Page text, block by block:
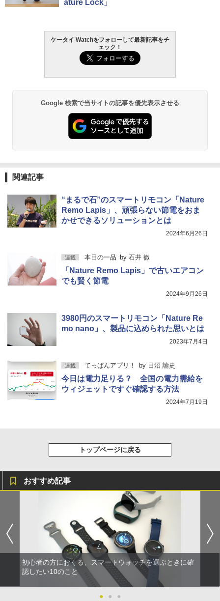
ature Lock」
ケータイ Watchをフォローして最新記事をチ
ェック！
Google 検索で当サイトの記事を優先表示させる
関連記事
“まるで石”のスマートリモコン「Nature
Remo Lapis」、頑張らない節電をおま
かせできるソリューションとは
2024年6月26日
連載 本日の一品 by 石井 徹
「Nature Remo Lapis」で古いエアコン
でも賢く節電
2024年9月26日
3980円のスマートリモコン「Nature Re
mo nano」、製品に込められた思いとは
2023年7月4日
連載 てっぱんアプリ！ by 日沼 諭史
今日は電力足りる？ 全国の電力需給を
ウィジェットですぐ確認する方法
2024年7月19日
トップページに戻る
おすすめ記事
初心者の方におくる、スマートウォッチを選ぶときに確
認したい10のこと
● ● ●